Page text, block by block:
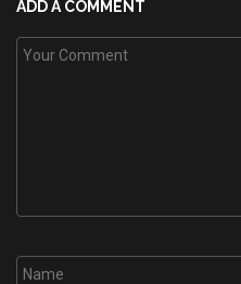
ADD A COMMENT